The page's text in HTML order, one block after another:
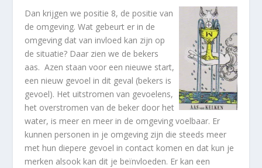
Dan krijgen we positie 8, de positie van
de omgeving. Wat gebeurt er in de
omgeving dat van invloed kan zijn op
de situatie? Daar zien we de bekers
aas. Azen staan voor een nieuwe start,
een nieuw gevoel in dit geval (bekers is
gevoel). Het uitstromen van gevoelens,
het overstromen van de beker door het
water, is meer en meer in de omgeving voelbaar. Er
kunnen personen in je omgeving zijn die steeds meer
met hun diepere gevoel in contact komen en dat kun je
merken alsook kan dit je beïnvloeden. Er kan een